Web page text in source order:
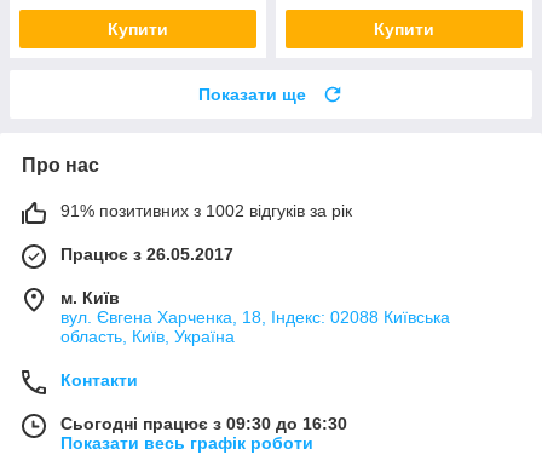
Купити Купити
Показати ще
Про нас
91% позитивних з 1002 відгуків за рік
Працює з 26.05.2017
м. Київ
вул. Євгена Харченка, 18, Індекс: 02088 Київська
область, Київ, Україна
Контакти
Сьогодні працює з 09:30 до 16:30
Показати весь графік роботи